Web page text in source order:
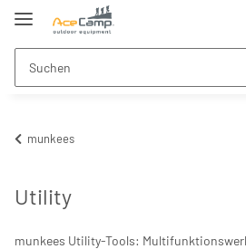
munkees
Utility
munkees Utility-Tools: